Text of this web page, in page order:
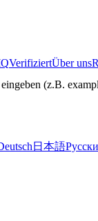
VerifiziertÜber uns
(z.B.
日本語